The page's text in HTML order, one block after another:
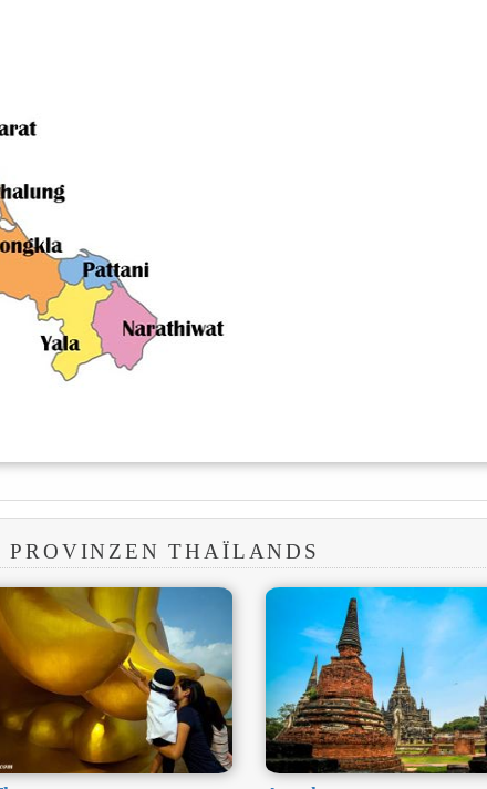
PROVINZEN THAÏLANDS